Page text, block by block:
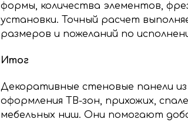
формы, количества элементов,
установки. Точный расчет
размеров и пожеланий по
Итог
Декоративные стеновые панели
оформления ТВ-зон, прихожих,
мебельных ниш. Они помогают